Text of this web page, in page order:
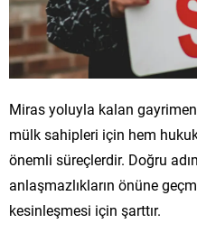
Miras yoluyla kalan
mülk sahipleri için hem
önemli süreçlerdir. Doğru
anlaşmazlıkların önüne
kesinleşmesi için şarttır.